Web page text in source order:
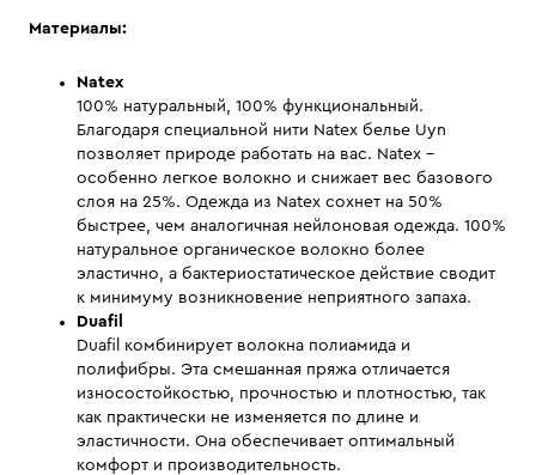
Материалы:
Natex
100% натуральный, 100% функциональный.
Благодаря специальной нити Natex белье Uyn
позволяет природе работать на вас. Natex -
особенно легкое волокно и снижает вес базового
слоя на 25%. Одежда из Natex сохнет на 50%
быстрее, чем аналогичная нейлоновая одежда. 100%
натуральное органическое волокно более
эластично, а бактериостатическое действие сводит
к минимуму возникновение неприятного запаха.
Duafil
Duafil комбинирует волокна полиамида и
полифибры. Эта смешанная пряжа отличается
износостойкостью, прочностью и плотностью, так
как практически не изменяется по длине и
эластичности. Она обеспечивает оптимальный
комфорт и производительность.